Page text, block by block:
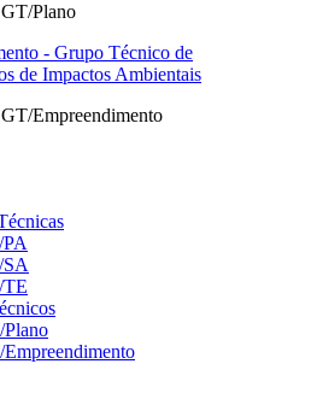
Plano
- Grupo Técnico de
de Impactos Ambientais
Empreendimento